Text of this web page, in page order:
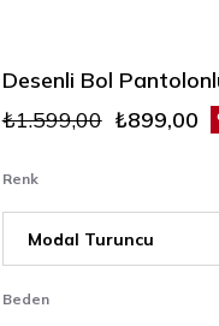
Desenli Bol
₺1.599,00 ₺899,00
Renk
Beden